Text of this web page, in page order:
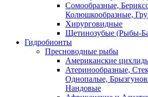
Сомообразные,
Колюшкообразные,
Хирурговидные
Щетинозубые (Рыбы-
Гидробионты
Пресноводные рыбы
Американские
Атеринообразные,
Однопалые,
Нандовые